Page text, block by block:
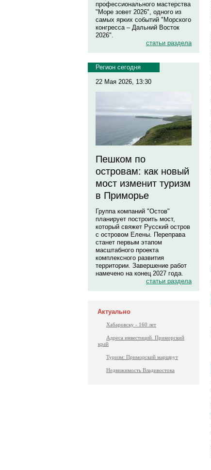
профессионального мастерства
"Море зовет 2026", одного из
самых ярких событий "Морского
конгресса – Дальний Восток
2026".
статьи раздела
Регион сегодня
22 Мая 2026, 13:30
Пешком по
островам: как новый
мост изменит туризм
в Приморье
Группа компаний "Остов"
планирует построить мост,
который свяжет Русский остров
с островом Елены. Переправа
станет первым этапом
масштабного проекта
комплексного развития
территории. Завершение работ
намечено на конец 2027 года.
статьи раздела
Актуально
Хабаровску - 160 лет
Адреса инвестиций. Приморский
край
Туризм: Приморский маршрут
Недвижимость Владивостока